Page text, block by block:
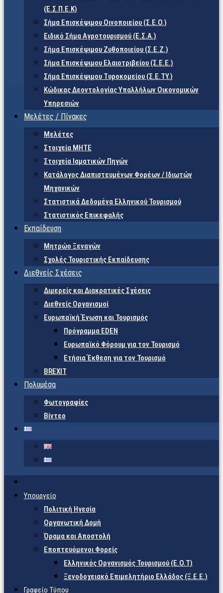
(Ε.Σ.Π.Ε.Κ)
Σήμα Επισκέψιμου Οινοποιείου (Σ.Ε.Ο.)
Ειδικό Σήμα Αγροτουρισμού (Ε.Σ.Α.)
Σήμα Επισκέψιμου Ζυθοποιείου (Σ.Ε.Ζ.)
Σήμα Επισκέψιμου Ελαιοτριβείου (Σ.Ε.Ε.)
Σήμα Επισκέψιμου Τυροκομείου (Σ.Ε.TY.)
Κώδικας Δεοντολογίας Υπαλλήλων Οικονομικών
Υπηρεσιών
Μελέτες / Πίνακες
Μελέτες
Στοιχεία ΜΗΤΕ
Στοιχεία Ιαματικών Πηγών
Κατάλογος Διαπιστευμένων Φορέων / Ιδιωτών
Μηχανικών
Στατιστικά Δεδομένα Ελληνικού Τουρισμού
Στατιστικός Επικεφαλής
Εκπαίδευση
Μητρώο Ξεναγών
Σχολές Τουριστικής Εκπαίδευσης
Διεθνείς Σχέσεις
Διμερείς και Διακρατικές Σχέσεις
Διεθνείς Οργανισμοί
Ευρωπαϊκή Ένωση και Τουρισμός
Πρόγραμμα EDEN
Ευρωπαϊκό Φόρουμ για τον Τουρισμό
Ετήσια Έκθεση για τον Τουρισμό
BREXIT
Πολυμέσα
Φωτογραφίες
Βίντεο
Υπουργείο
Πολιτική Ηγεσία
Οργανωτική Δομή
Όραμα και Αποστολή
Εποπτευόμενοι Φορείς
Eλληνικός Οργανισμός Τουρισμού (Ε.Ο.Τ)
Ξενοδοχειακό Επιμελητήριο Ελλάδος (Ξ.Ε.Ε.)
Γραφείο Τύπου